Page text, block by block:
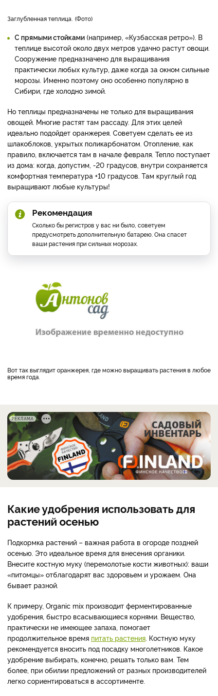
Заглубленная теплица. Фото
С прямыми стойками (например, «Кузбасская ретро»). В
теплице высотой около двух метров удачно растут овощи.
Сооружение предназначено для выращивания
практически любых культур, даже когда за окном сильные
морозы. Именно поэтому оно особенно популярно в
Сибири, где холодно зимой.
Но теплицы предназначены не только для выращивания
овощей. Многие растят там рассаду. Для этих целей
идеально подойдет оранжерея. Советуем сделать ее из
шлакоблоков, укрытых поликарбонатом. Отопление, как
правило, включается там в начале февраля. Тепло поступает
из дома: когда, допустим, -20 градусов, внутри сохраняется
комфортная температура +10 градусов. Там круглый год
выращивают любые культуры!
Рекомендация
Сколько бы регистров у вас ни было, советуем
предусмотреть дополнительную батарею. Она спасет
ваши растения при сильных морозах.
Вот так выглядит оранжерея, где можно выращивать растения в любое
время года.
РЕКЛАМА
Какие удобрения использовать для
растений осенью
Подкормка растений – важная работа в огороде поздней
осенью. Это идеальное время для внесения органики.
Внесите костную муку (перемолотые кости животных): ваши
«питомцы» отблагодарят вас здоровьем и урожаем. Она
бывает разной.
К примеру, Organic mix производит ферментированные
удобрения, быстро всасывающиеся корнями. Вещество,
практически не имеющее запаха, помогает
продолжительное время питать растения. Костную муку
рекомендуется вносить под посадку многолетников. Какое
удобрение выбирать, конечно, решать только вам. Тем
более, при обилии предложений от разных производителей
легко сориентироваться в ассортименте.